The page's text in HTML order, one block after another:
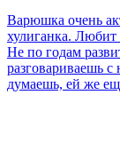
Варюшка очень
хулиганка. Любит
Не по годам
разговариваешь
думаешь, ей же